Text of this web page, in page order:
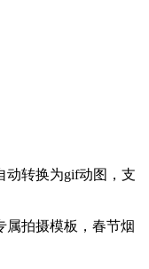
动转换为gif动图，支
属拍摄模板，春节烟